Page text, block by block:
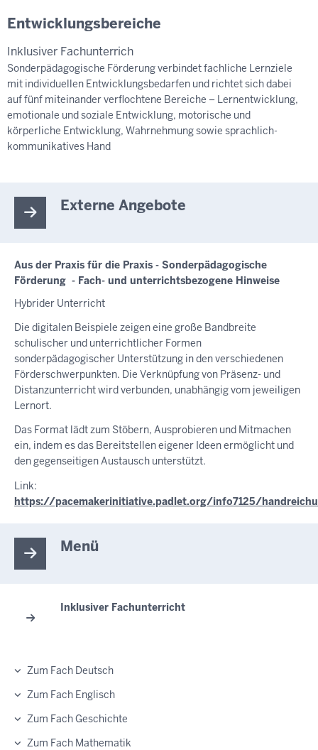
Entwicklungsbereiche
Inklusiver Fachunterrich
Sonderpädagogische Förderung verbindet fachliche Lernziele
mit individuellen Entwicklungsbedarfen und richtet sich dabei
auf fünf miteinander verflochtene Bereiche – Lernentwicklung,
emotionale und soziale Entwicklung, motorische und
körperliche Entwicklung, Wahrnehmung sowie sprachlich-
kommunikatives Hand
Externe Angebote
Aus der Praxis für die Praxis - Sonderpädagogische
Förderung - Fach- und unterrichtsbezogene Hinweise
Hybrider Unterricht
Die digitalen Beispiele zeigen eine große Bandbreite
schulischer und unterrichtlicher Formen
sonderpädagogischer Unterstützung in den verschiedenen
Förderschwerpunkten. Die Verknüpfung von Präsenz- und
Distanzunterricht wird verbunden, unabhängig vom jeweiligen
Lernort.
Das Format lädt zum Stöbern, Ausprobieren und Mitmachen
ein, indem es das Bereitstellen eigener Ideen ermöglicht und
den gegenseitigen Austausch unterstützt.
Link:
https://pacemakerinitiative.padlet.org/info7125/
Menü
Inklusiver Fachunterricht
Zum Fach Deutsch
Zum Fach Englisch
Zum Fach Geschichte
Zum Fach Mathematik